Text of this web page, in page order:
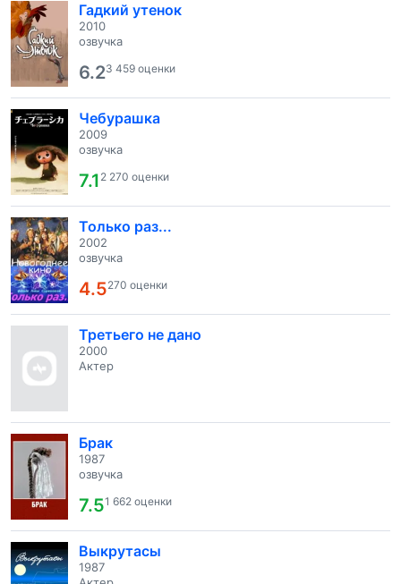
Гадкий утенок
2010
озвучка
6.23 459 оценки
Чебурашка
2009
озвучка
7.1 2 270 оценки
Только раз...
2002
озвучка
4.5270 оценки
Третьего не дано
2000
Актер
Брак
1987
озвучка
7.51 662 оценки
Выкрутасы
1987